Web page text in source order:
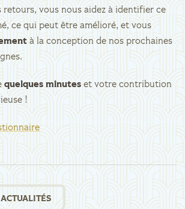
retours, vous nous aidez à identifier ce
ce qui peut être amélioré, et vous
à la conception de nos prochaines
quelques minuteset votre contribution
!